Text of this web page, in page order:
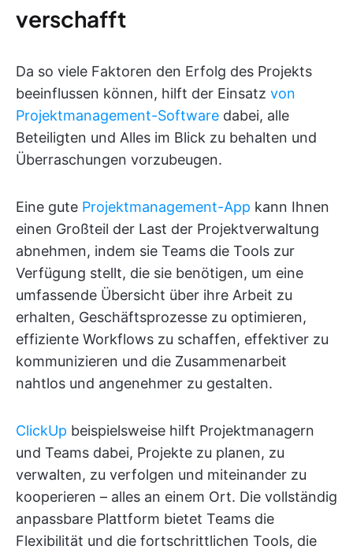
verschafft
Da so viele Faktoren den Erfolg des Projekts
beeinflussen können, hilft der Einsatz von
Projektmanagement-Software dabei, alle
Beteiligten und Alles im Blick zu behalten und
Überraschungen vorzubeugen.
Eine gute Projektmanagement-App kann Ihnen
einen Großteil der Last der Projektverwaltung
abnehmen, indem sie Teams die Tools zur
Verfügung stellt, die sie benötigen, um eine
umfassende Übersicht über ihre Arbeit zu
erhalten, Geschäftsprozesse zu optimieren,
effiziente Workflows zu schaffen, effektiver zu
kommunizieren und die Zusammenarbeit
nahtlos und angenehmer zu gestalten.
ClickUp beispielsweise hilft Projektmanagern
und Teams dabei, Projekte zu planen, zu
verwalten, zu verfolgen und miteinander zu
kooperieren – alles an einem Ort. Die vollständig
anpassbare Plattform bietet Teams die
Flexibilität und die fortschrittlichen Tools, die